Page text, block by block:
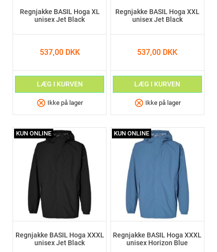
Regnjakke BASIL Hoga XL
unisex Jet Black
537,00 DKK
LÆG I KURVEN
cancel Ikke på lager
Regnjakke BASIL Hoga XXL
unisex Jet Black
537,00 DKK
LÆG I KURVEN
cancel Ikke på lager
Regnjakke BASIL Hoga XXXL
unisex Jet Black
KUN ONLINE
Regnjakke BASIL Hoga XXXL
unisex Horizon Blue
KUN ONLINE